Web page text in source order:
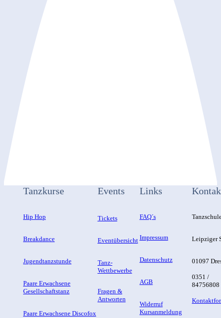
Tanzkurse
Hip Hop
Breakdance
Jugendtanzstunde
Paare Erwachsene
Gesellschaftstanz
Paare Erwachsene Discofox
Events
Tickets
Eventübersicht
Tanz-
Wettbewerbe
Fragen &
Antworten
Links
FAQ´s
Impressum
Datenschutz
AGB
Widerruf
Kursanmeldung
Leipziger
01097
0351 /
84756808